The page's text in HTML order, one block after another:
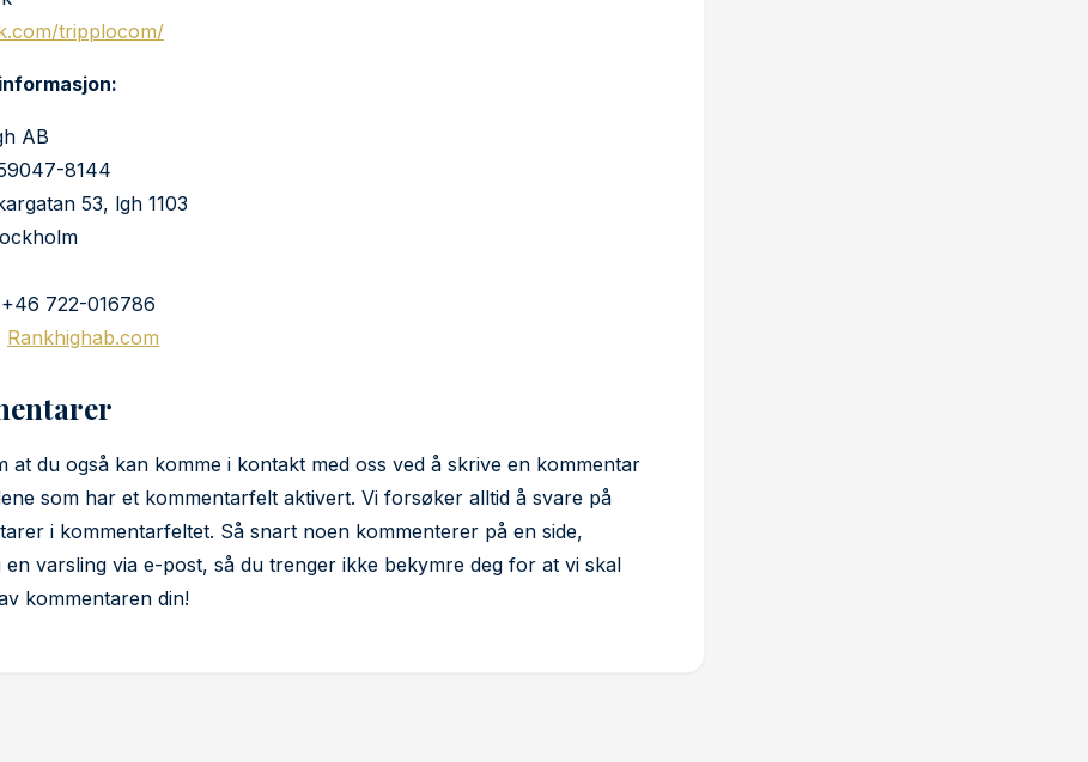
tripplocom/
AB
8144
53, lgh 1103
722-016786
Rankhighab.com
at du også kan komme i kontakt med oss ved å skrive en kommentar
som har et kommentarfelt aktivert. Vi forsøker alltid å svare på
i kommentarfeltet. Så snart noen kommenterer på en side,
en varsling via e-post, så du trenger ikke bekymre deg for at vi skal
kommentaren din!